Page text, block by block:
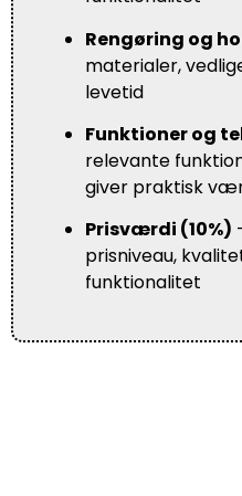
Rengøring og
materialer,
levetid
Funktioner og
relevante
giver praktisk
Prisværdi (10%)
prisniveau,
funktionalitet